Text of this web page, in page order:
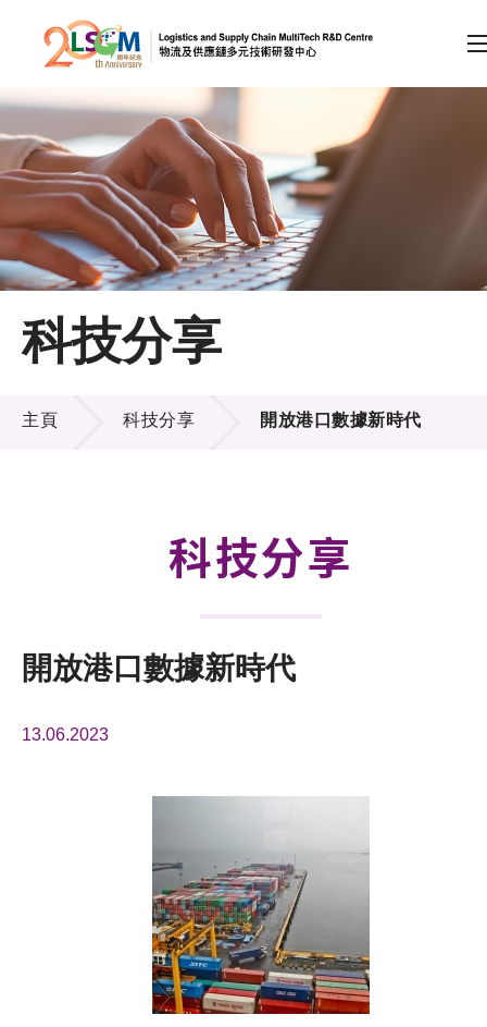
跳到內容（按回車鍵）
會員登入
A EN 繁 简
主頁
關於LSCM
技術商品化
科技分享
科技分享
主頁 科技分享 開放港口數據新時代
科技分享
開放港口數據新時代
13.06.2023